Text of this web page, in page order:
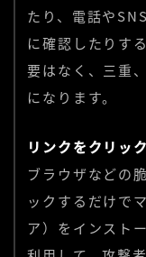
たり、電話や
に確認したりす
要はなく、三重
になります。
リンクをクリッ
ブラウザなどの
ックするだけで
ア）をインスト